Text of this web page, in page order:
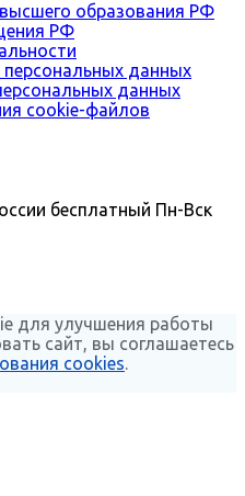
образования РФ
РФ
персональных данных
данных
сookie-файлов
бесплатный Пн-Вск
для улучшения работы
сайт, вы соглашаетесь
cookies.